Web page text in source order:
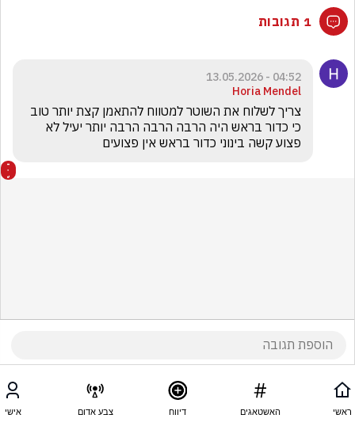
1 תגובות
04:52 - 13.05.2026
Horia Mendel
פצוע קשה בינוני כדור בראש אין פצועים
ראשי האשטאגים דיווח צבע אדום אישי